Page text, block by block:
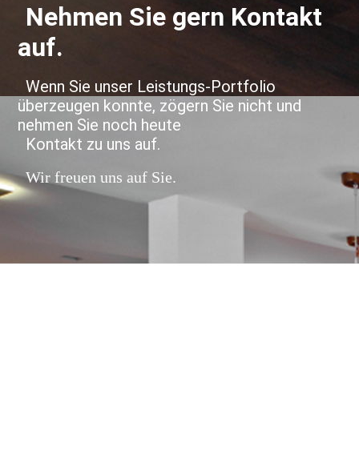
Nehmen Sie gern Kontakt
auf.
Wenn Sie unser Leistungs-Portfolio
überzeugen konnte, zögern Sie nicht und
nehmen Sie noch heute
Kontakt zu uns auf.
Wir freuen uns auf Sie.